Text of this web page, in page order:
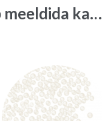
:
meeldida ka…